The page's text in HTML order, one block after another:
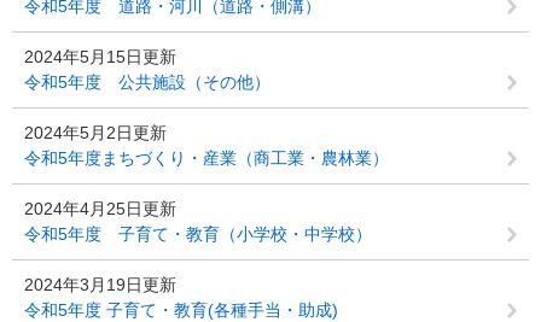
令和5年度 道路・河川（道路・側溝）
2024年5月15日更新
令和5年度 公共施設（その他）
2024年5月2日更新
令和5年度まちづくり・産業（商工業・農林業）
2024年4月25日更新
令和5年度 子育て・教育（小学校・中学校）
2024年3月19日更新
令和5年度 子育て・教育(各種手当・助成)